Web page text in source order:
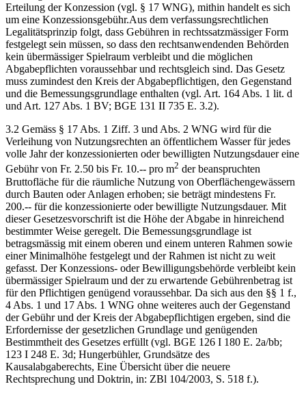
Erteilung der Konzession (vgl. § 17 WNG), mithin handelt es sich
um eine Konzessionsgebühr.Aus dem verfassungsrechtlichen
Legalitätsprinzip folgt, dass Gebühren in rechtssatzmässiger Form
festgelegt sein müssen, so dass den rechtsanwendenden Behörden
kein übermässiger Spielraum verbleibt und die möglichen
Abgabepflichten voraussehbar und rechtsgleich sind. Das Gesetz
muss zumindest den Kreis der Abgabepflichtigen, den Gegenstand
und die Bemessungsgrundlage enthalten (vgl. Art. 164 Abs. 1 lit. d
und Art. 127 Abs. 1 BV; BGE 131 II 735 E. 3.2).
3.2 Gemäss § 17 Abs. 1 Ziff. 3 und Abs. 2 WNG wird für die
Verleihung von Nutzungsrechten an öffentlichem Wasser für jedes
volle Jahr der konzessionierten oder bewilligten Nutzungsdauer eine
Gebühr von Fr. 2.50 bis Fr. 10.-- pro m2 der beanspruchten
Bruttofläche für die räumliche Nutzung von Oberflächengewässern
durch Bauten oder Anlagen erhoben; sie beträgt mindestens Fr.
200.-- für die konzessionierte oder bewilligte Nutzungsdauer. Mit
dieser Gesetzesvorschrift ist die Höhe der Abgabe in hinreichend
bestimmter Weise geregelt. Die Bemessungsgrundlage ist
betragsmässig mit einem oberen und einem unteren Rahmen sowie
einer Minimalhöhe festgelegt und der Rahmen ist nicht zu weit
gefasst. Der Konzessions- oder Bewilligungsbehörde verbleibt kein
übermässiger Spielraum und der zu erwartende Gebührenbetrag ist
für den Pflichtigen genügend voraussehbar. Da sich aus den §§ 1 f.,
4 Abs. 1 und 17 Abs. 1 WNG ohne weiteres auch der Gegenstand
der Gebühr und der Kreis der Abgabepflichtigen ergeben, sind die
Erfordernisse der gesetzlichen Grundlage und genügenden
Bestimmtheit des Gesetzes erfüllt (vgl. BGE 126 I 180 E. 2a/bb;
123 I 248 E. 3d; Hungerbühler, Grundsätze des
Kausalabgaberechts, Eine Übersicht über die neuere
Rechtsprechung und Doktrin, in: ZBl 104/2003, S. 518 f.).